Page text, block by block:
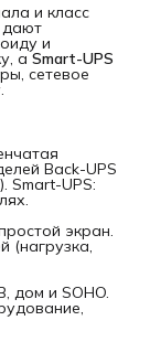
и класс
дают
и
аSmart-UPS
сетевое
Back-UPS
Smart-UPS:
экран.
(нагрузка,
дом и SOHO.